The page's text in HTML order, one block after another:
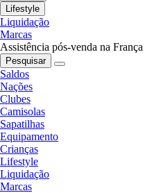
Lifestyle
Liquidação
Marcas
Assistência pós-venda na França
Pesquisar
Saldos
Nações
Clubes
Camisolas
Sapatilhas
Equipamento
Crianças
Lifestyle
Liquidação
Marcas